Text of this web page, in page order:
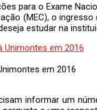
para o Exame
(MEC), o
estudar na
em 2016
informar um